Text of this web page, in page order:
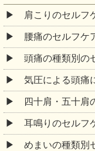
肩こりのセルフ
腰痛のセルフケ
頭痛の種類別の
気圧による頭痛
四十肩・五十肩
耳鳴りのセルフ
めまいの種類別